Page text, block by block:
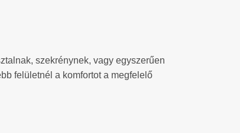
szekrénynek, vagy egyszerűen
felületnél a komfortot a megfelelő